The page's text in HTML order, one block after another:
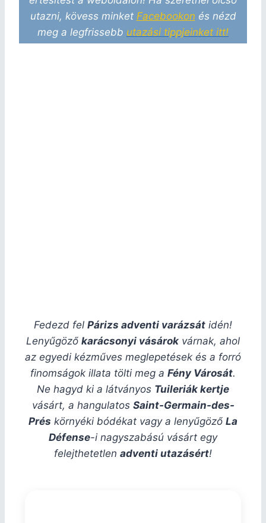
utazni, kövess minket Facebookon és nézd
meg a legfrissebb utazási tippjeinket itt!
Fedezd fel Párizs adventi varázsát idén!
Lenyűgöző karácsonyi vásárok várnak, ahol
az egyedi kézműves meglepetések és a forró
finomságok illata tölti meg a Fény Városát.
Ne hagyd ki a látványos Tuileriák kertje
vásárt, a hangulatos Saint-Germain-des-
Prés környéki bódékat vagy a lenyűgöző La
Défense-i nagyszabású vásárt egy
felejthetetlen adventi utazásért!